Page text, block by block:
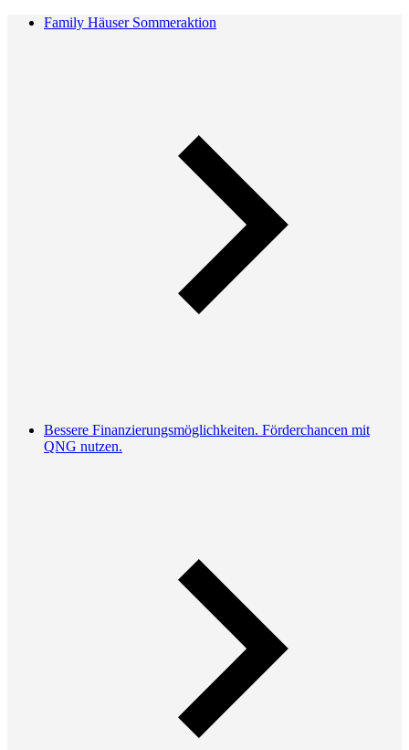
Family Häuser Sommeraktion
Bessere Finanzierungsmöglichkeiten. Förderchancen mit
QNG nutzen.